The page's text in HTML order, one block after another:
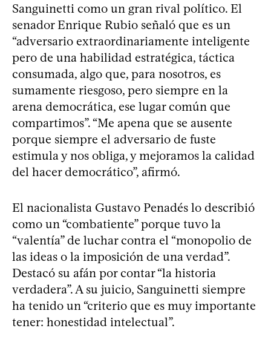
Sanguinetti como un gran rival político. El
senador Enrique Rubio señaló que es un
“adversario extraordinariamente inteligente
pero de una habilidad estratégica, táctica
consumada, algo que, para nosotros, es
sumamente riesgoso, pero siempre en la
arena democrática, ese lugar común que
compartimos”. “Me apena que se ausente
porque siempre el adversario de fuste
estimula y nos obliga, y mejoramos la calidad
del hacer democrático”, afirmó.
El nacionalista Gustavo Penadés lo describió
como un “combatiente” porque tuvo la
“valentía” de luchar contra el “monopolio de
las ideas o la imposición de una verdad”.
Destacó su afán por contar “la historia
verdadera”. A su juicio, Sanguinetti siempre
ha tenido un “criterio que es muy importante
tener: honestidad intelectual”.